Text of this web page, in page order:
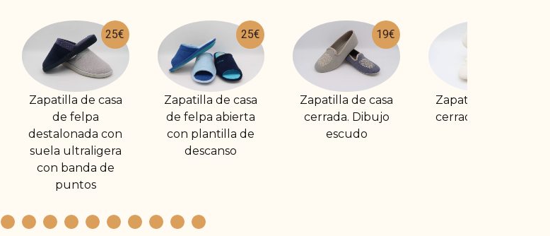
25€
Zapatilla de casa
de felpa abierta
con plantilla de
descanso
19€
Zapatilla de casa
cerrada. Dibujo
escudo
16€
Zapatilla de casa
cerrada con lazo
Zapatilla de casa
abierta